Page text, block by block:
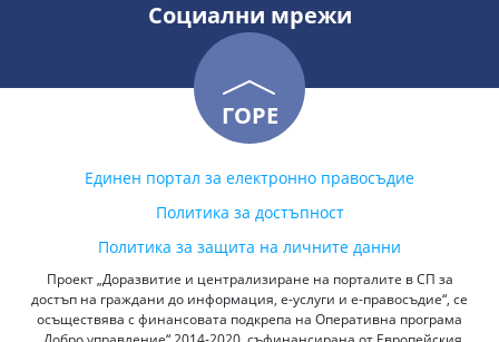
Социални мрежи
ГОРЕ
Единен портал за електронно правосъдие
Политика за достъпност
Политика за защита на личните данни
Проект „Доразвитие и централизиране на порталите в СП за
достъп на граждани до информация, е-услуги и е-правосъдие“, се
осъществява с финансовата подкрепа на Оперативна програма